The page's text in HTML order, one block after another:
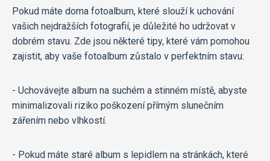
Pokud máte doma fotoalbum, které slouží k uchování
vašich nejdražších fotografií, je důležité ho udržovat v
dobrém stavu. Zde jsou některé tipy, které vám pomohou
zajistit, aby vaše fotoalbum zůstalo v perfektním stavu:
- Uchovávejte album na suchém a stinném místě, abyste
minimalizovali riziko poškození přímým slunečním
zářením nebo vlhkostí.
- Pokud máte staré album s lepidlem na stránkách, které